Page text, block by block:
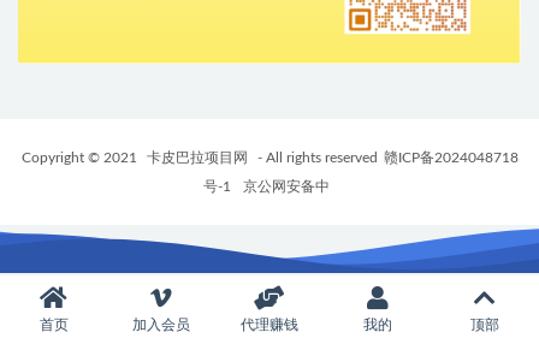
Copyright © 2021 卡皮巴拉项目网 - All rights reserved
赣ICP备2024048718
号-1
京公网安备中
首页 加入会员 代理赚钱 我的 顶部